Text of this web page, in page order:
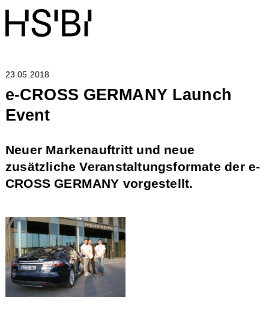
23.05.2018
e-CROSS GERMANY Launch
Event
Neuer Markenauftritt und neue
zusätzliche Veranstaltungsformate der e-
CROSS GERMANY vorgestellt.